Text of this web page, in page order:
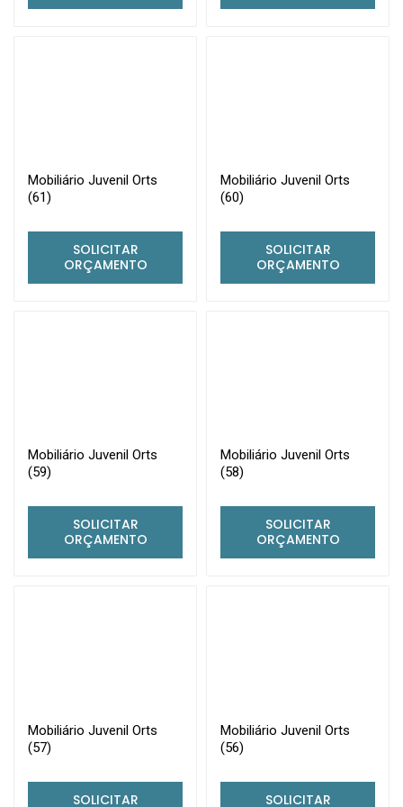
Mobiliário Juvenil Orts
(61)
SOLICITAR
ORÇAMENTO
Mobiliário Juvenil Orts
(60)
SOLICITAR
ORÇAMENTO
Mobiliário Juvenil Orts
(59)
SOLICITAR
ORÇAMENTO
Mobiliário Juvenil Orts
(58)
SOLICITAR
ORÇAMENTO
Mobiliário Juvenil Orts
(57)
SOLICITAR
Mobiliário Juvenil Orts
(56)
SOLICITAR